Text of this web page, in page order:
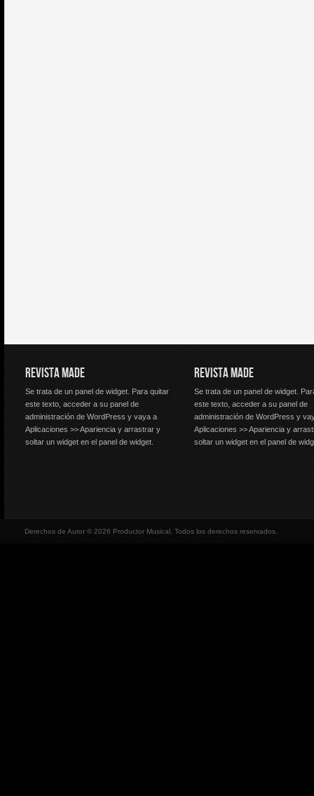
REVISTA MADE
Se trata de un panel de widget. Para quitar
este texto, acceder a su panel de
administración de WordPress y vaya a
Aplicaciones >> Apariencia y arrastrar y
soltar un widget en el panel de widget.
REVISTA MADE
Se trata de un panel de widget.
este texto, acceder a su panel de
administración de WordPress y
Aplicaciones >> Apariencia y
soltar un widget en el panel de
Derechos de Autor © 2026 Productor Musical, Todos los derechos reservados.